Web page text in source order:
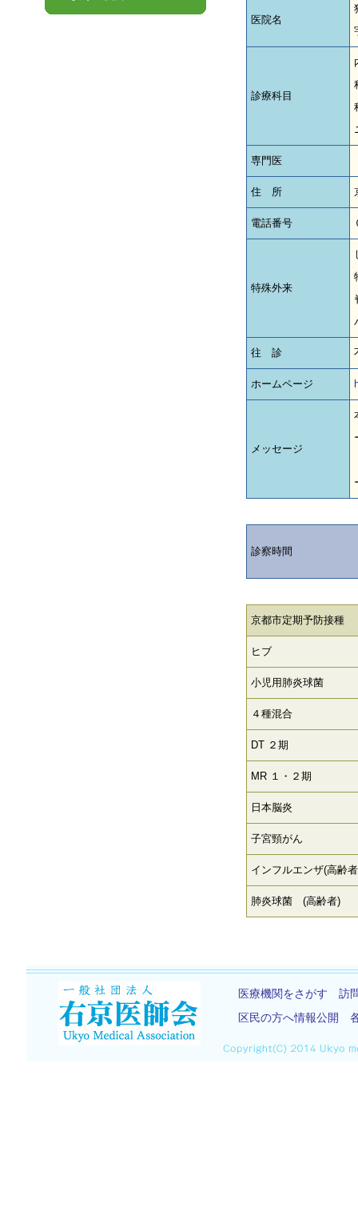
医院名
診療科目
専門医
住 所
電話番号
特殊外来
往 診
ホームページ
メッセージ
診察時間
京都市定期予防接種
ヒブ
小児用肺炎球菌
４種混合
DT ２期
MR １・２期
日本脳炎
子宮頸がん
インフルエンザ(高齢
肺炎球菌 (高齢者)
医療機関をさがす
訪
区民の方へ情報公開